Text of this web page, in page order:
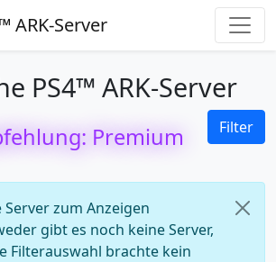
ARK-Server
PS4™ ARK-Server
Filter
Premium
Server zum Anzeigen
gibt es noch keine Server,
Filterauswahl brachte kein